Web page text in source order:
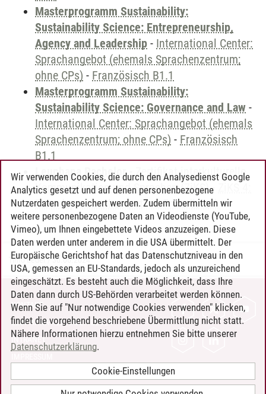
Masterprogramm Sustainability:
Sustainability Science: Entrepreneurship,
Agency and Leadership - International Center:
Sprachangebot (ehemals Sprachenzentrum;
ohne CPs) - Französisch B1.1
Masterprogramm Sustainability:
Sustainability Science: Governance and Law -
International Center: Sprachangebot (ehemals
Sprachenzentrum; ohne CPs) - Französisch
B1.1
Leuphana Bachelor-Zertifikat interkulturelle
Kommunikation und Sprachen (ZiKS)-
Fremdsprachenkompetenz Französisch
Timo Leder/30.06.2024
KONTAKT
LEUPHANA ALS ARBEITGEBER
INTRANET
BARRIEREFREIHEIT
Wir verwenden Cookies, die durch den Analysedienst Google
Analytics gesetzt und auf denen personenbezogene
Nutzerdaten gespeichert werden. Zudem übermitteln wir
weitere personenbezogene Daten an Videodienste (YouTube,
Vimeo), um Ihnen eingebettete Videos anzuzeigen. Diese
Daten werden unter anderem in die USA übermittelt. Der
Europäische Gerichtshof hat das Datenschutzniveau in den
USA, gemessen an EU-Standards, jedoch als unzureichend
eingeschätzt. Es besteht auch die Möglichkeit, dass Ihre
Daten dann durch US-Behörden verarbeitet werden können.
Wenn Sie auf "Nur notwendige Cookies verwenden" klicken,
findet die vorgehend beschriebene Übermittlung nicht statt.
Nähere Informationen hierzu entnehmen Sie bitte unserer
Datenschutzerklärung.
Cookie-Einstellungen